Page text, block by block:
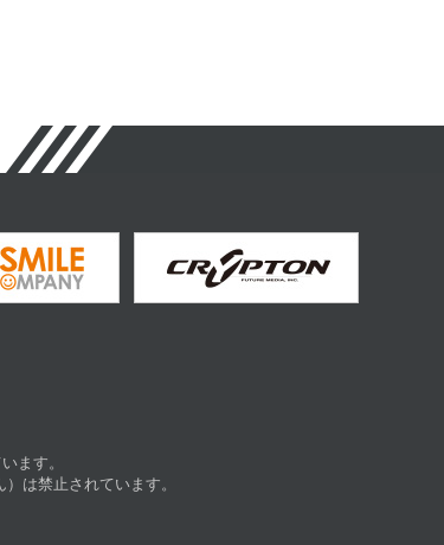
ます。
は禁止されています。